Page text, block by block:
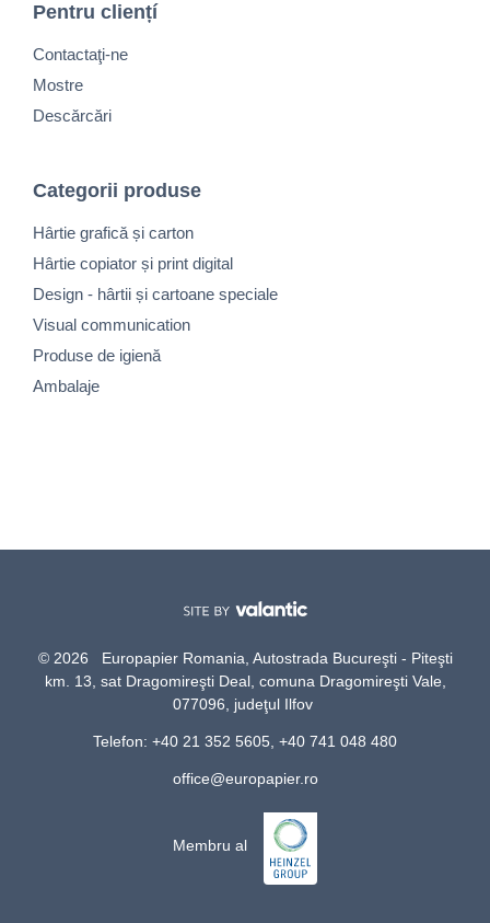
Pentru cliențí
Contactaţi-ne
Mostre
Descărcări
Categorii produse
Hârtie grafică și carton
Hârtie copiator și print digital
Design - hârtii și cartoane speciale
Visual communication
Produse de igienă
Ambalaje
© 2026 Europapier Romania, Autostrada Bucureşti - Piteşti
km. 13, sat Dragomireşti Deal, comuna Dragomireşti Vale,
077096, judeţul Ilfov
Telefon: +40 21 352 5605, +40 741 048 480
office@europapier.ro
Membru al